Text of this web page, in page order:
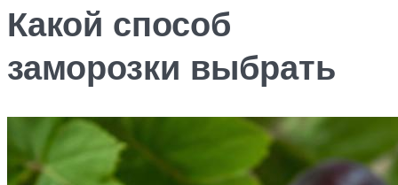
Какой способ
заморозки выбрать